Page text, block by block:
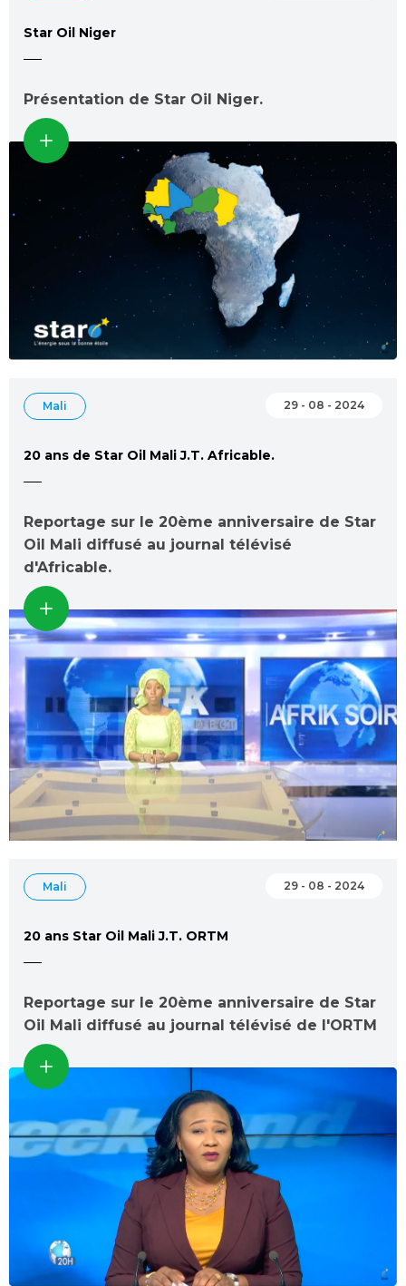
Star Oil Niger
Présentation de Star Oil Niger.
Mali 29 - 08 - 2024
20 ans de Star Oil Mali J.T. Africable.
Reportage sur le 20ème anniversaire de Star
Oil Mali diffusé au journal télévisé
d'Africable.
Mali 29 - 08 - 2024
20 ans Star Oil Mali J.T. ORTM
Reportage sur le 20ème anniversaire de Star
Oil Mali diffusé au journal télévisé de l'ORTM